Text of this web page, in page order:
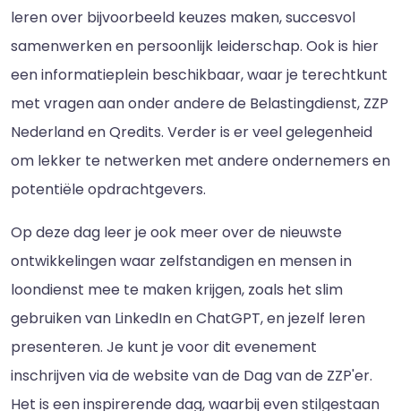
leren over bijvoorbeeld keuzes maken, succesvol
samenwerken en persoonlijk leiderschap. Ook is hier
een informatieplein beschikbaar, waar je terechtkunt
met vragen aan onder andere de Belastingdienst, ZZP
Nederland en Qredits. Verder is er veel gelegenheid
om lekker te netwerken met andere ondernemers en
potentiële opdrachtgevers.
Op deze dag leer je ook meer over de nieuwste
ontwikkelingen waar zelfstandigen en mensen in
loondienst mee te maken krijgen, zoals het slim
gebruiken van LinkedIn en ChatGPT, en jezelf leren
presenteren. Je kunt je voor dit evenement
inschrijven via de website van de Dag van de ZZP'er.
Het is een inspirerende dag, waarbij even stilgestaan